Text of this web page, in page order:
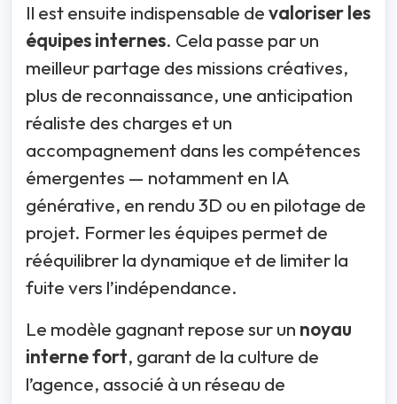
Il est ensuite indispensable devaloriser les
équipes internes. Cela passe par un
meilleur partage des missions créatives,
plus de reconnaissance, une anticipation
réaliste des charges et un
accompagnement dans les compétences
émergentes — notamment en IA
générative, en rendu 3D ou en pilotage de
projet. Former les équipes permet de
rééquilibrer la dynamique et de limiter la
fuite vers l’indépendance.
Le modèle gagnant repose sur un noyau
interne fort, garant de la culture de
l’agence, associé à un réseau de